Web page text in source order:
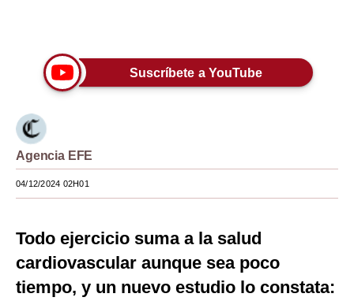
Lujo
Viajes
Moda
Estilos
Mundo
España
Suscríbete a YouTube
Agencia EFE
04/12/2024 02H01
Todo ejercicio suma a la salud
cardiovascular aunque sea poco
tiempo, y un nuevo estudio lo constata: